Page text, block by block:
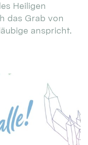
Heiligen
das Grab von
anspricht.